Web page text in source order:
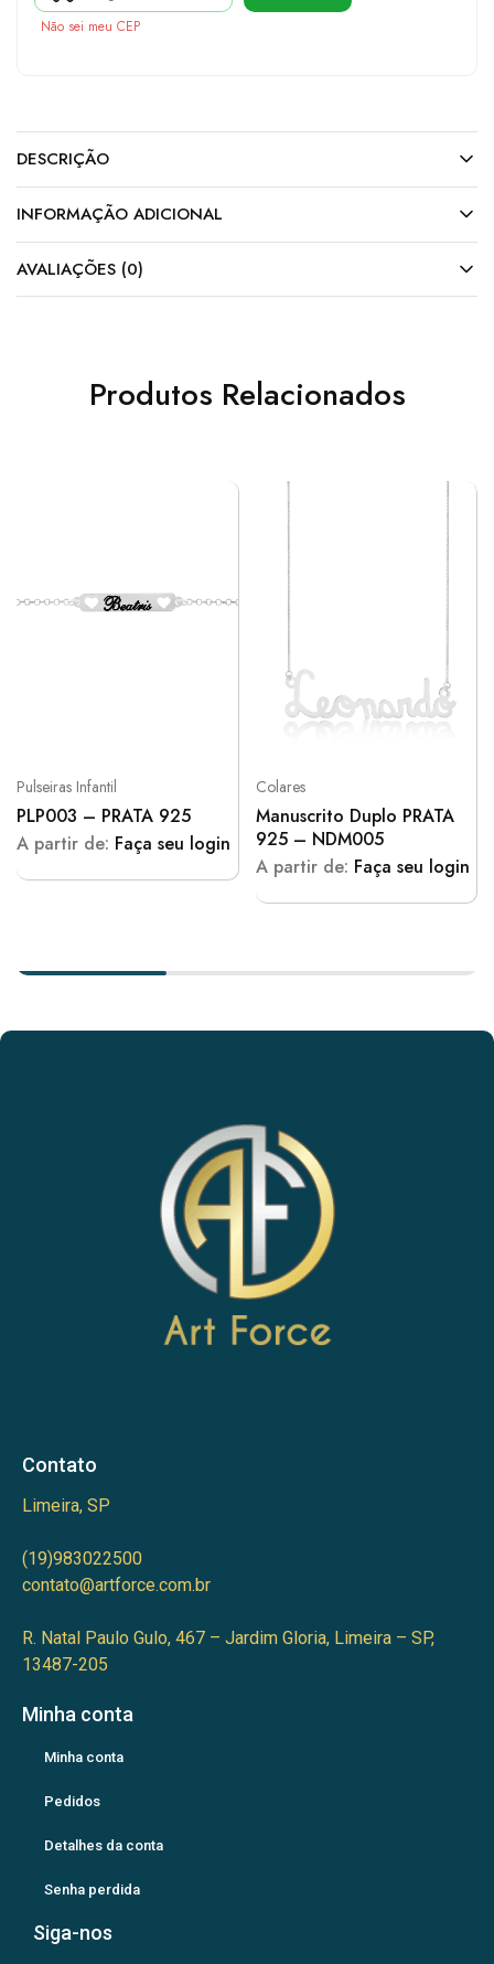
Não sei meu CEP
DESCRIÇÃO
INFORMAÇÃO ADICIONAL
AVALIAÇÕES (0)
Produtos Relacionados
Pulseiras Infantil
PLP003 – PRATA 925
A partir de: Faça seu login
Colares
Manuscrito Duplo PRATA
925 – NDM005
A partir de: Faça seu login
Contato
Limeira, SP
(19)983022500
contato@artforce.com.br
R. Natal Paulo Gulo, 467 – Jardim Gloria, Limeira – SP,
13487-205
Minha conta
Minha conta
Pedidos
Detalhes da conta
Senha perdida
Siga-nos